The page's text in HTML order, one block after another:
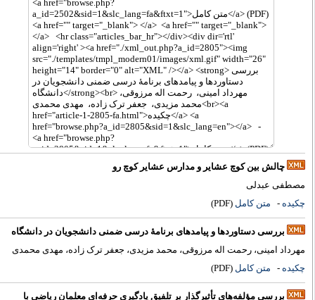
چالش بین کوچ عشایر و مدارس عشایر کوچ رو
مصطفی عبدلی
چکیده - متن کامل(PDF)
بررسی دستاوردها و پیامدهای برنامۀ ‌درسی ضمنی دانشجویان در دانشگاه
مهرداد امینی، رحمت اله مرزوقی، محمد مزیدی، جعفر ترک زاده، مهدی محمدی
چکیده - متن کامل(PDF)
بررسی مؤلفه‌های تأثیرگذار بر تلفیق یادگیری حرفه‌ای معلمان ریاضی با